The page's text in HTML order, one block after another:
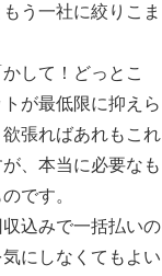
う一社に絞りこま
して！どっとこ
が最低限に抑えら
張ればあれもこれ
、本当に必要なも
です。
込みで一括払いの
にしなくてもよい